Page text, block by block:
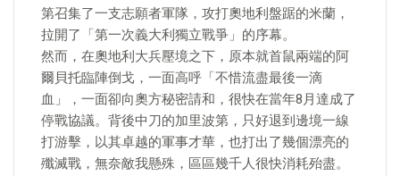
第召集了一支志願者軍隊，攻打奧地利盤踞的米蘭，
拉開了「第一次義大利獨立戰爭」的序幕。
然而，在奧地利大兵壓境之下，原本就首鼠兩端的阿
爾貝托臨陣倒戈，一面高呼「不惜流盡最後一滴
血」，一面卻向奧方秘密請和，很快在當年8月達成了
停戰協議。背後中刀的加里波第，只好退到邊境一線
打游擊，以其卓越的軍事才華，也打出了幾個漂亮的
殲滅戰，無奈敵我懸殊，區區幾千人很快消耗殆盡。